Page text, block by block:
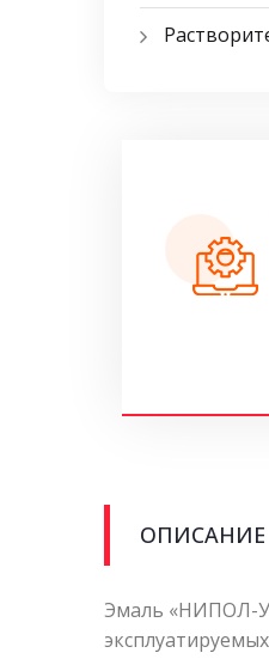
ОПИСАНИЕ
Эмаль «НИПОЛ-